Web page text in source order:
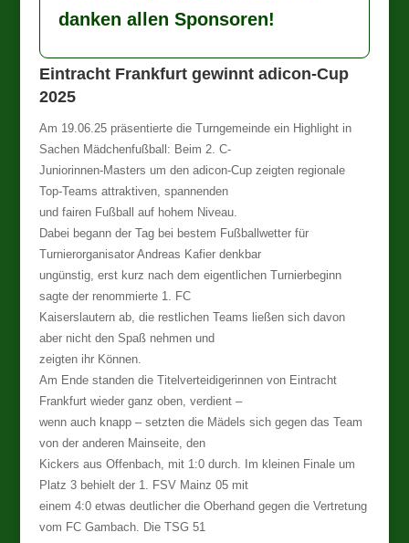
danken allen Sponsoren!
Eintracht Frankfurt gewinnt adicon-Cup
2025
Am 19.06.25 präsentierte die Turngemeinde ein Highlight in
Sachen Mädchenfußball: Beim 2. C-
Juniorinnen-Masters um den adicon-Cup zeigten regionale
Top-Teams attraktiven, spannenden
und fairen Fußball auf hohem Niveau.
Dabei begann der Tag bei bestem Fußballwetter für
Turnierorganisator Andreas Kafier denkbar
ungünstig, erst kurz nach dem eigentlichen Turnierbeginn
sagte der renommierte 1. FC
Kaiserslautern ab, die restlichen Teams ließen sich davon
aber nicht den Spaß nehmen und
zeigten ihr Können.
Am Ende standen die Titelverteidigerinnen von Eintracht
Frankfurt wieder ganz oben, verdient –
wenn auch knapp – setzten die Mädels sich gegen das Team
von der anderen Mainseite, den
Kickers aus Offenbach, mit 1:0 durch. Im kleinen Finale um
Platz 3 behielt der 1. FSV Mainz 05 mit
einem 4:0 etwas deutlicher die Oberhand gegen die Vertretung
vom FC Gambach. Die TSG 51